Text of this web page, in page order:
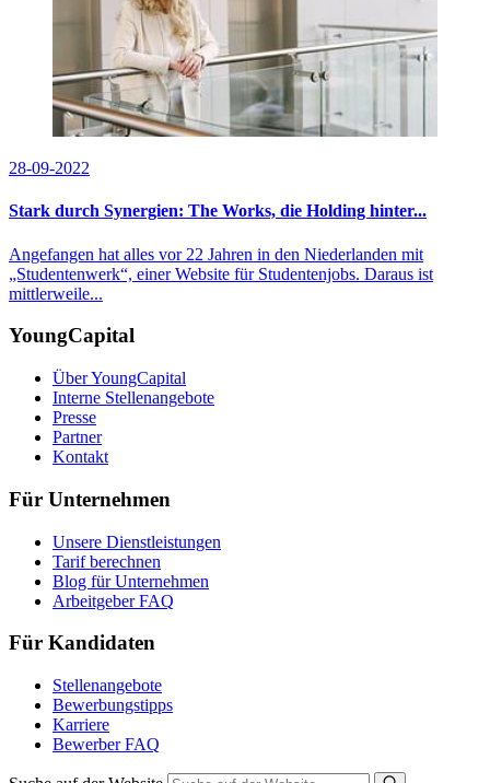
28-09-2022
Stark durch Synergien: The Works, die Holding hinter...
Angefangen hat alles vor 22 Jahren in den Niederlanden mit
„Studentenwerk“, einer Website für Studentenjobs. Daraus ist
mittlerweile...
YoungCapital
Über YoungCapital
Interne Stellenangebote
Presse
Partner
Kontakt
Für Unternehmen
Unsere Dienstleistungen
Tarif berechnen
Blog für Unternehmen
Arbeitgeber FAQ
Für Kandidaten
Stellenangebote
Bewerbungstipps
Karriere
Bewerber FAQ